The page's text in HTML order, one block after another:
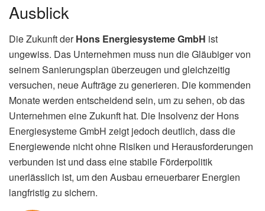
Ausblick
Die Zukunft derHons Energiesysteme GmbH ist
ungewiss. Das Unternehmen muss nun die Gläubiger von
seinem Sanierungsplan überzeugen und gleichzeitig
versuchen, neue Aufträge zu generieren. Die kommenden
Monate werden entscheidend sein, um zu sehen, ob das
Unternehmen eine Zukunft hat. Die Insolvenz der Hons
Energiesysteme GmbH zeigt jedoch deutlich, dass die
Energiewende nicht ohne Risiken und Herausforderungen
verbunden ist und dass eine stabile Förderpolitik
unerlässlich ist, um den Ausbau erneuerbarer Energien
langfristig zu sichern.